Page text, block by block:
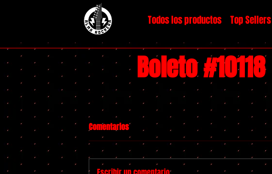
Top Sellers
Todos los productos
Boleto #10118
Comentarios